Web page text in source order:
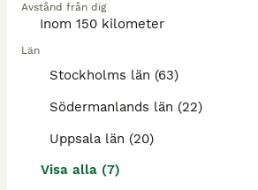
Avstånd från dig
Län
Stockholms län (63)
Södermanlands län (22)
Uppsala län (20)
Visa alla (7)